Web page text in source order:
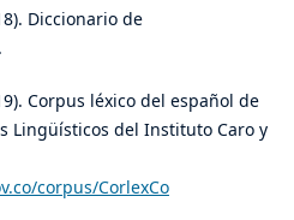
Diccionario de
Corpus léxico del español de
Lingüísticos del Instituto Caro y
corpus/CorlexCo